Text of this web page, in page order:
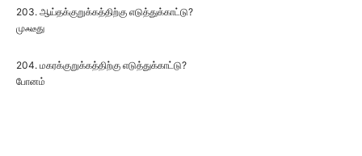
203. ஆய்தக்குறுக்கத்திற்கு எடுத்துக்காட்டு?
முஃடீது
204. மகரக்குறுக்கத்திற்கு எடுத்துக்காட்டு?
போனம்